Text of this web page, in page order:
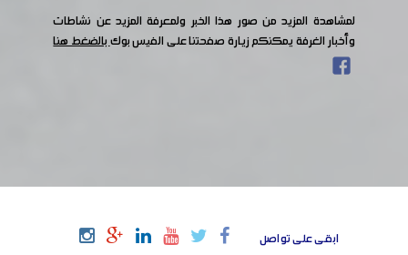
لمشاهدة المزيد من صور هذا الخبر ولمعرفة المزيد عن نشاطات
وأخبار الغرفة يمكنكم زيارة صفحتنا على الفيس بوكبالضغط هنا
ابقى على تواصل